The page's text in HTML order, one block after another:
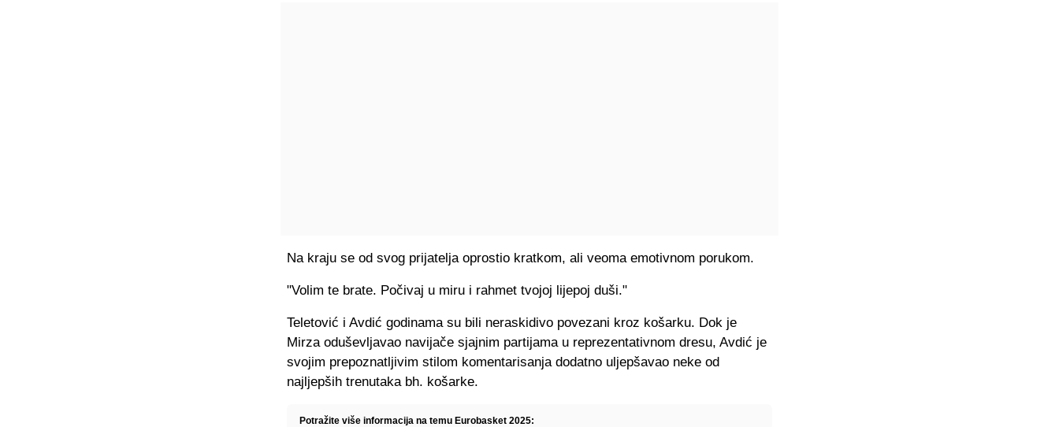
Na kraju se od svog prijatelja oprostio kratkom, ali veoma emotivnom porukom.
"Volim te brate. Počivaj u miru i rahmet tvojoj lijepoj duši."
Teletović i Avdić godinama su bili neraskidivo povezani kroz košarku. Dok je
Mirza oduševljavao navijače sjajnim partijama u reprezentativnom dresu, Avdić je
svojim prepoznatljivim stilom komentarisanja dodatno uljepšavao neke od
najljepših trenutaka bh. košarke.
Potražite više informacija na temu Eurobasket 2025: